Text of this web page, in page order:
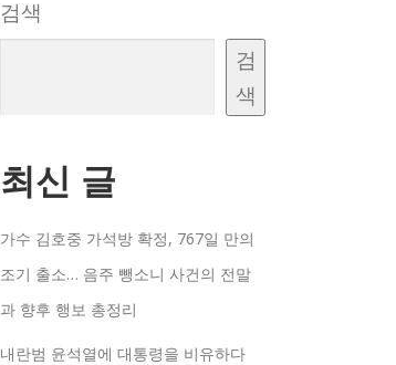
검색
검
색
최신 글
가수 김호중 가석방 확정, 767일 만의
조기 출소… 음주 뺑소니 사건의 전말
과 향후 행보 총정리
내란범 윤석열에 대통령을 비유하다